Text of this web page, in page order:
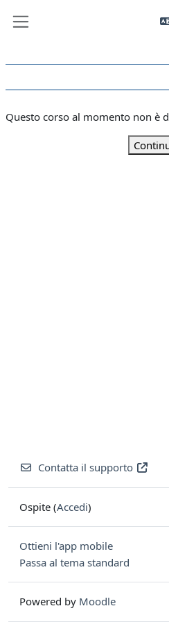
Questo corso al momento non è
Contatta il supporto
Ospite (Accedi)
Ottieni l'app mobile
Passa al tema standard
Powered by Moodle